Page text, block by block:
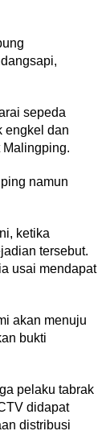
sepeda
engkel dan
Malingping.
namun
ketika
tersebut.
usai mendapat
akan menuju
bukti
pelaku tabrak
didapat
distribusi